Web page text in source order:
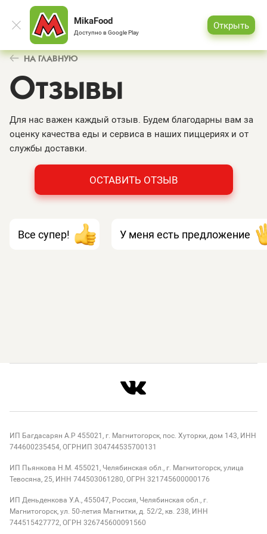
MikaFood
Доступно вGoogle Play
Открыть
НА ГЛАВНУЮ
Отзывы
Для нас важен каждый отзыв. Будем благодарны вам за
оценку качества еды и сервиса в наших пиццериях и от
службы доставки.
ОСТАВИТЬ ОТЗЫВ
Все супер! У меня есть предложение
ИП Багдасарян А.Р 455021, г. Магнитогорск, пос. Хуторки, дом 143, ИНН
744600235454, ОГРНИП 304744535700131
ИП Пьянкова Н.М. 455021, Челябинская обл., г. Магнитогорск, улица
Тевосяна, 25, ИНН 744503061280, ОГРН 321745600000176
ИП Деньденкова У.А., 455047, Россия, Челябинская обл., г.
Магнитогорск, ул. 50-летия Магнитки, д. 52/2, кв. 238, ИНН
744515427772, ОГРН 326745600091560